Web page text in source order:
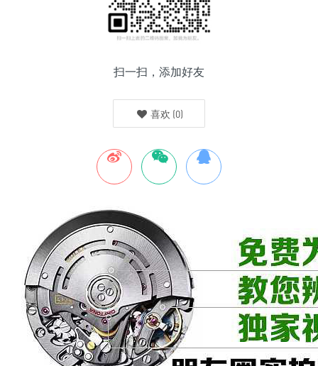
扫一扫，添加好友
喜欢 (0)